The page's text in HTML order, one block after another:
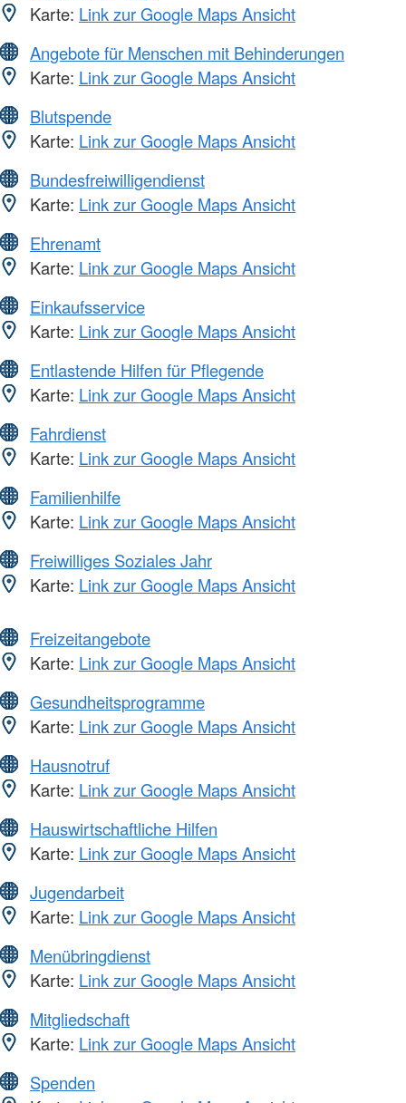
Karte: Link zur Google Maps Ansicht
Angebote für Menschen mit Behinderungen
Karte: Link zur Google Maps Ansicht
Blutspende
Karte: Link zur Google Maps Ansicht
Bundesfreiwilligendienst
Karte: Link zur Google Maps Ansicht
Ehrenamt
Karte: Link zur Google Maps Ansicht
Einkaufsservice
Karte: Link zur Google Maps Ansicht
Entlastende Hilfen für Pflegende
Karte: Link zur Google Maps Ansicht
Fahrdienst
Karte: Link zur Google Maps Ansicht
Familienhilfe
Karte: Link zur Google Maps Ansicht
Freiwilliges Soziales Jahr
Karte: Link zur Google Maps Ansicht
Freizeitangebote
Karte: Link zur Google Maps Ansicht
Gesundheitsprogramme
Karte: Link zur Google Maps Ansicht
Hausnotruf
Karte: Link zur Google Maps Ansicht
Hauswirtschaftliche Hilfen
Karte: Link zur Google Maps Ansicht
Jugendarbeit
Karte: Link zur Google Maps Ansicht
Menübringdienst
Karte: Link zur Google Maps Ansicht
Mitgliedschaft
Karte: Link zur Google Maps Ansicht
Spenden